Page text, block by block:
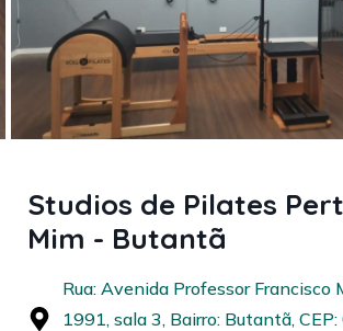
Studios de Pilates
Mim - Butantã
Rua: Avenida Professor Francisco
1991, sala 3, Bairro: Butantã,